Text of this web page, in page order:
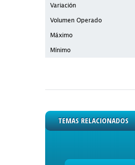
Variación
Volumen Operado
Máximo
Mínimo
TEMAS RELACIONADOS